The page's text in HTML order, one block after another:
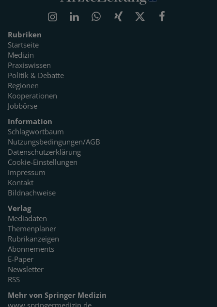
Rubriken
Startseite
Medizin
Praxiswissen
Politik & Debatte
Regionen
Kooperationen
Jobbörse
Information
Schlagwortbaum
Nutzungsbedingungen/AGB
Datenschutzerklärung
Cookie-Einstellungen
Impressum
Kontakt
Bildnachweise
Verlag
Mediadaten
Themenplaner
Rubrikanzeigen
Abonnements
E-Paper
Newsletter
RSS
Mehr von Springer Medizin